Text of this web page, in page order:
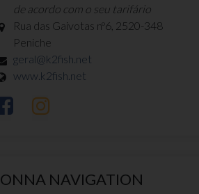
de acordo com o seu tarifário
Rua das Gaivotas nº6, 2520-348
Peniche
geral@k2fish.net
www.k2fish.net
ONNA NAVIGATION